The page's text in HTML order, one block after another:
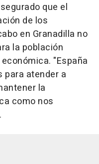
que el
de los
en Granadilla no
la población
"España
atender a
la
como nos